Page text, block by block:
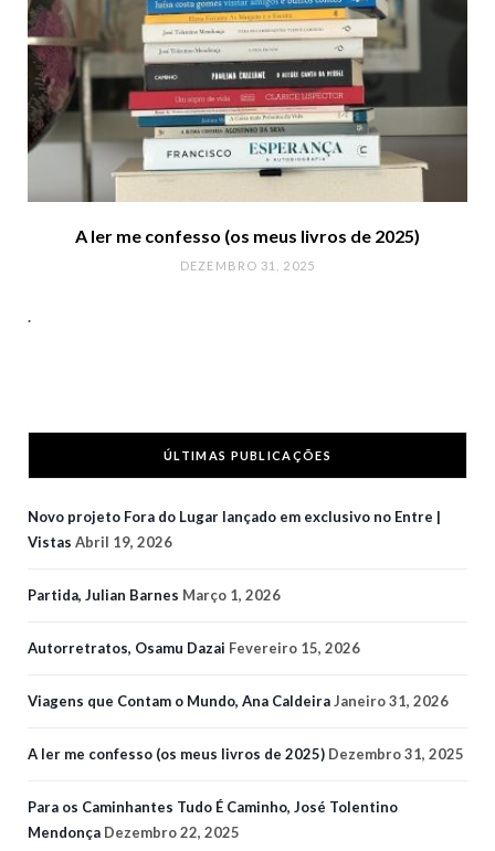
A ler me confesso (os meus livros de 2025)
DEZEMBRO 31, 2025
.
ÚLTIMAS PUBLICAÇÕES
Novo projeto Fora do Lugar lançado em exclusivo no Entre |
Vistas Abril 19, 2026
Partida, Julian Barnes Março 1, 2026
Autorretratos, Osamu Dazai Fevereiro 15, 2026
Viagens que Contam o Mundo, Ana CaldeiraJaneiro 31, 2026
A ler me confesso (os meus livros de 2025) Dezembro 31, 2025
Para os Caminhantes Tudo É Caminho, José Tolentino
Mendonça Dezembro 22, 2025